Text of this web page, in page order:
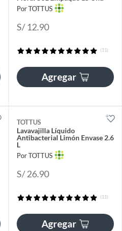
Por TOTTUS
S/ 12.90
(11)
Agregar
TOTTUS
Lavavajilla Líquido
Antibacterial Limón Envase 2.6
L
Por TOTTUS
S/ 26.90
(11)
Agregar